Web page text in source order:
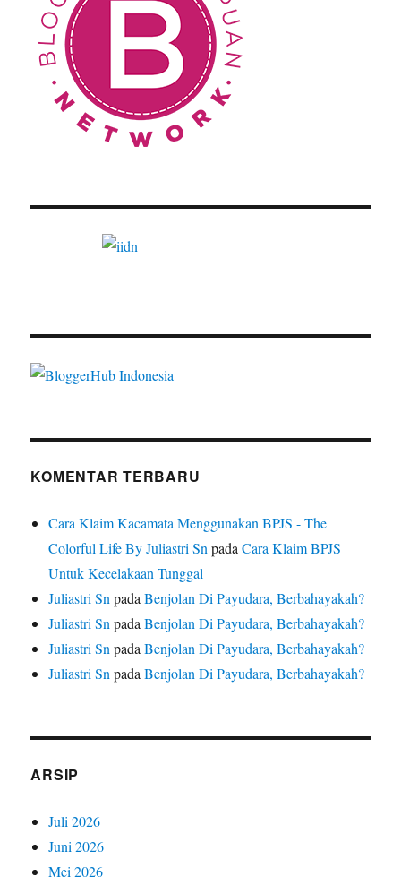
KOMENTAR TERBARU
Cara Klaim Kacamata Menggunakan BPJS - The
Colorful Life By Juliastri Sn padaCara Klaim BPJS
Untuk Kecelakaan Tunggal
Juliastri Sn padaBenjolan Di Payudara, Berbahayakah?
Juliastri Sn padaBenjolan Di Payudara, Berbahayakah?
Juliastri Sn padaBenjolan Di Payudara, Berbahayakah?
Juliastri Sn padaBenjolan Di Payudara, Berbahayakah?
ARSIP
Juli 2026
Juni 2026
Mei 2026